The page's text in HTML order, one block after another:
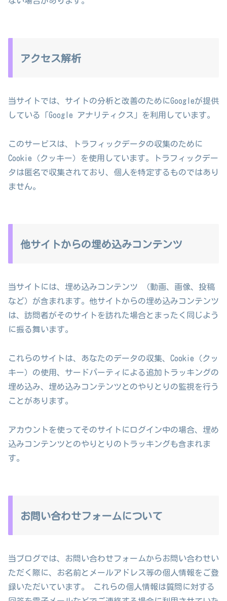
アクセス解析
当サイトでは、サイトの分析と改善のためにGoogleが提供
している「Google アナリティクス」を利用しています。
このサービスは、トラフィックデータの収集のために
Cookie（クッキー）を使用しています。トラフィックデー
タは匿名で収集されており、個人を特定するものではあり
ません。
他サイトからの埋め込みコンテンツ
当サイトには、埋め込みコンテンツ （動画、画像、投稿
など）が含まれます。他サイトからの埋め込みコンテンツ
は、訪問者がそのサイトを訪れた場合とまったく同じよう
に振る舞います。
これらのサイトは、あなたのデータの収集、Cookie（クッ
キー）の使用、サードパーティによる追加トラッキングの
埋め込み、埋め込みコンテンツとのやりとりの監視を行う
ことがあります。
アカウントを使ってそのサイトにログイン中の場合、埋め
込みコンテンツとのやりとりのトラッキングも含まれま
す。
お問い合わせフォームについて
当ブログでは、お問い合わせフォームからお問い合わせい
ただく際に、お名前とメールアドレス等の個人情報をご登
録いただいています。 これらの個人情報は質問に対する